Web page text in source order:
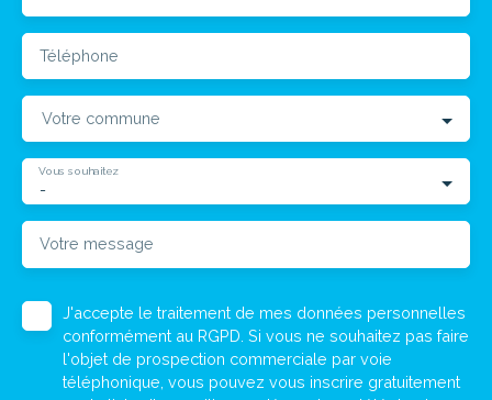
Téléphone
Votre commune
-
Vous souhaitez
Votre message
J'accepte le traitement de mes données personnelles
conformément au RGPD. Si vous ne souhaitez pas faire
l'objet de prospection commerciale par voie
téléphonique, vous pouvez vous inscrire gratuitement